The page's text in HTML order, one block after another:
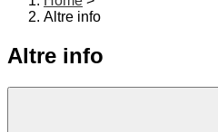
Altre info
Altre info